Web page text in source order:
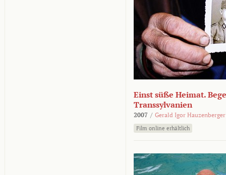
Einst süße Heimat.
Transsylvanien
2007 / Gerald Igor Hauzenberger
Film online erhältlich